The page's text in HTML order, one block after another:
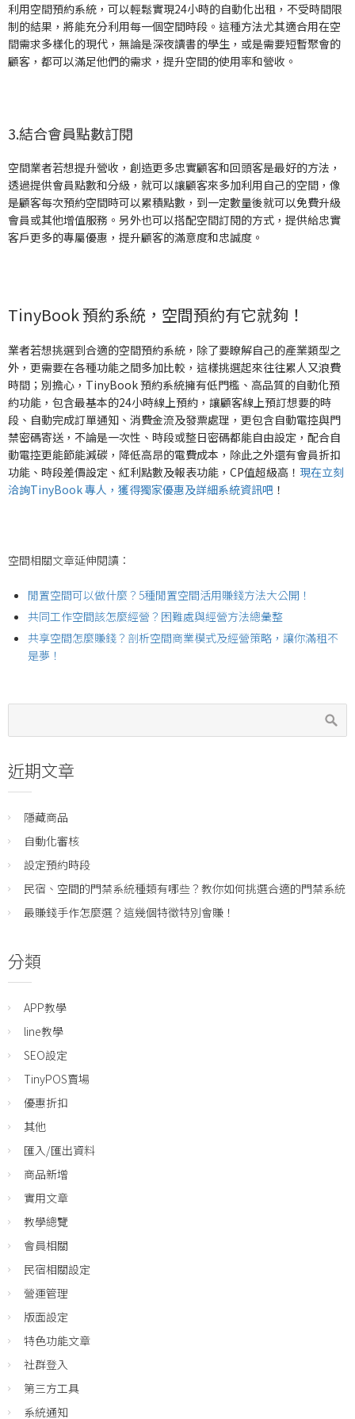
利用空間預約系統，可以輕鬆實現24小時的自動化出租，不受時間限
制的結果，將能充分利用每一個空間時段。這種方法尤其適合用在空
間需求多樣化的現代，無論是深夜讀書的學生，或是需要短暫聚會的
顧客，都可以滿足他們的需求，提升空間的使用率和營收。
3.結合會員點數訂閱
空間業者若想提升營收，創造更多忠實顧客和回頭客是最好的方法，
透過提供會員點數和分級，就可以讓顧客來多加利用自己的空間，像
是顧客每次預約空間時可以累積點數，到一定數量後就可以免費升級
會員或其他增值服務。另外也可以搭配空間訂閱的方式，提供給忠實
客戶更多的專屬優惠，提升顧客的滿意度和忠誠度。
TinyBook 預約系統，空間預約有它就夠！
業者若想挑選到合適的空間預約系統，除了要瞭解自己的產業類型之
外，更需要在各種功能之間多加比較，這樣挑選起來往往累人又浪費
時間；別擔心，TinyBook 預約系統擁有低門檻、高品質的自動化預
約功能，包含最基本的24小時線上預約，讓顧客線上預訂想要的時
段、自動完成訂單通知、消費金流及發票處理，更包含自動電控與門
禁密碼寄送，不論是一次性、時段或整日密碼都能自由設定，配合自
動電控更能節能減碳，降低高昂的電費成本，除此之外還有會員折扣
功能、時段差價設定、紅利點數及報表功能，CP值超級高！ 現在立刻
洽詢TinyBook 專人，獲得獨家優惠及詳細系統資訊吧 ！
空間相關文章延伸閱讀：
閒置空間可以做什麼？5種閒置空間活用賺錢方法大公開！
共同工作空間該怎麼經營？困難處與經營方法總彙整
共享空間怎麼賺錢？剖析空間商業模式及經營策略，讓你滿租不
是夢！
近期文章
隱藏商品
自動化審核
設定預約時段
民宿、空間的門禁系統種類有哪些？教你如何挑選合適的門禁系統
最賺錢手作怎麼選？這幾個特徵特別會賺！
分類
APP教學
line教學
SEO設定
TinyPOS賣場
優惠折扣
其他
匯入/匯出資料
商品新增
實用文章
教學總覽
會員相關
民宿相關設定
營運管理
版面設定
特色功能文章
社群登入
第三方工具
系統通知